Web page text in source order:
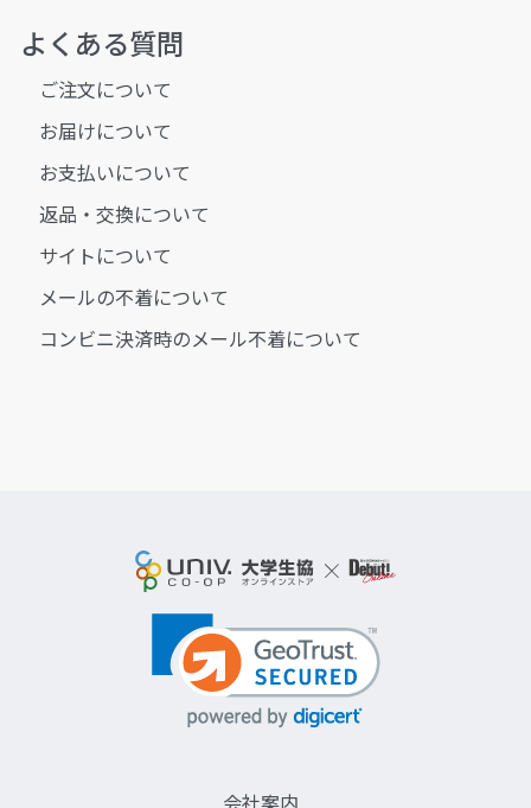
よくある質問
ご注文について
お届けについて
お支払いについて
返品・交換について
サイトについて
メールの不着について
コンビニ決済時のメール不着について